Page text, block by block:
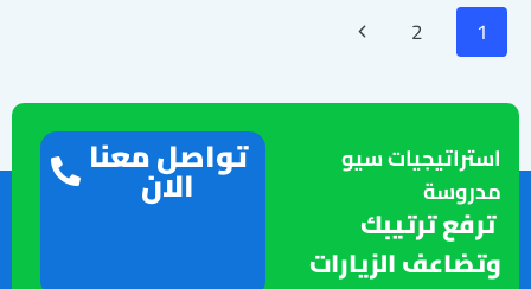
1
2
استراتيجيات سيو
مدروسة
ترفع ترتيبك
وتضاعف الزيارات
تواصل معنا
الان